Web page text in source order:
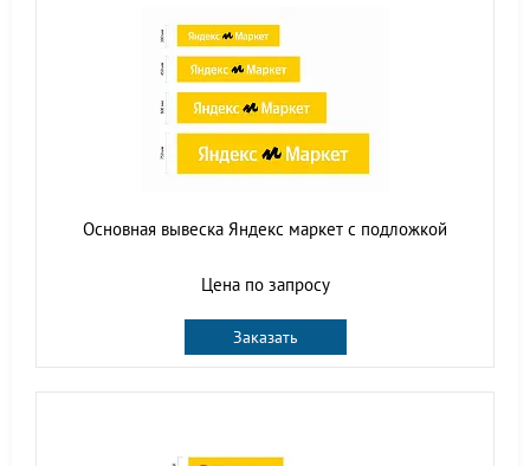
Основная вывеска Яндекс маркет с подложкой
Цена по запросу
Заказать